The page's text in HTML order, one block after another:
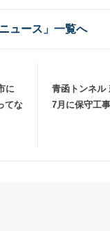
ュース」一覧へ
に
てな
青函トンネル
7月に保守工